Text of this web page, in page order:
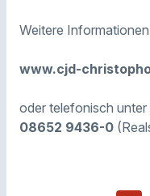
Weitere
www.cjd-
oder telefonisch unter
08652 9436-0